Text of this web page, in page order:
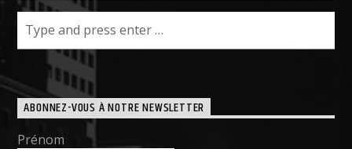
ABONNEZ-VOUS À NOTRE NEWSLETTER
Prénom